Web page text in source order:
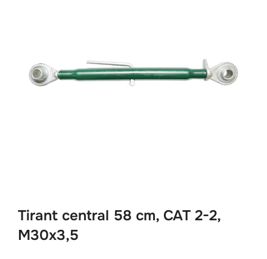
Tirant central 58 cm, CAT 2-2,
M30x3,5